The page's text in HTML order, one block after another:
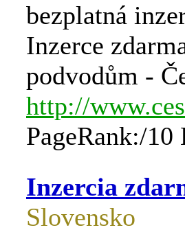
bezplatná
Inzerce
podvodům -
http://
PageRank:/
Inzercia
Slovensko